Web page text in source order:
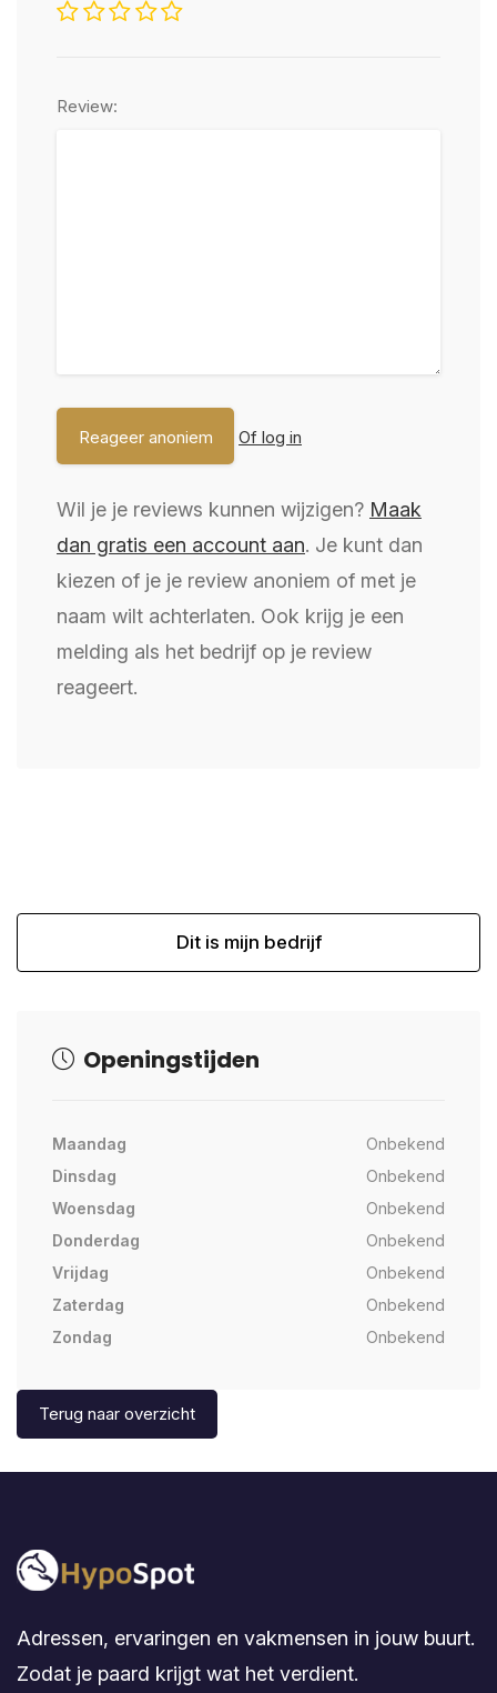
Review:
Of log in
Wil je je reviews kunnen wijzigen? Maak
dan gratis een account aan. Je kunt dan
kiezen of je je review anoniem of met je
naam wilt achterlaten. Ook krijg je een
melding als het bedrijf op je review
reageert.
Dit is mijn bedrijf
Openingstijden
Maandag
Onbekend
Dinsdag
Onbekend
Woensdag
Onbekend
Donderdag
Onbekend
Vrijdag
Onbekend
Zaterdag
Onbekend
Zondag
Onbekend
Terug naar overzicht
Adressen, ervaringen en vakmensen in jouw buurt.
Zodat je paard krijgt wat het verdient.